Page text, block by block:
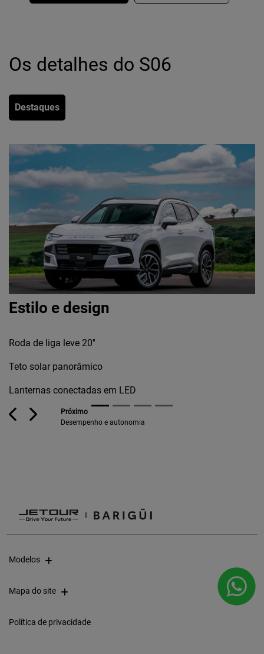
Os detalhes do S06
Destaques
Estilo e design
Roda de liga leve 20''
Teto solar panorâmico
Lanternas conectadas em LED
PreviousNext
Próximo
Desempenho e autonomia
Modelos
Mapa do site
Política de privacidade